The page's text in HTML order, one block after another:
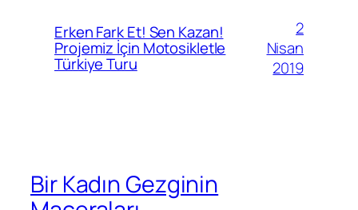
Erken Fark Et! Sen Kazan!
Projemiz İçin Motosikletle
Türkiye Turu
2
Nisan
2019
Bir Kadın Gezginin